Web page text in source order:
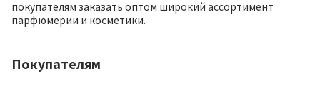
покупателям заказать оптом широкий ассортимент
парфюмерии и косметики.
Покупателям